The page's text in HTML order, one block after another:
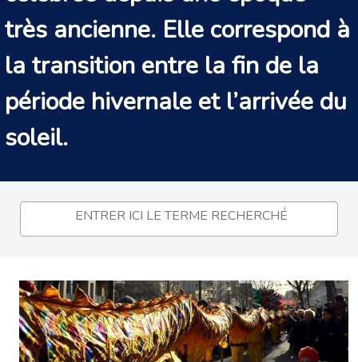
très ancienne. Elle correspond à
la transition entre la fin de la
période hivernale et l’arrivée du
soleil.